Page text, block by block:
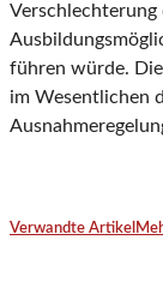
Verschlechterung
führen würde.
im Wesentlichen
Verwandte Artikel